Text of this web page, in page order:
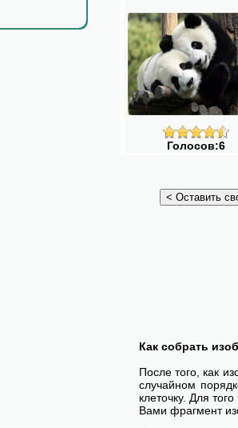
Голосов:6
Как собрать
После того, как
случайном
клеточку. Для
Вами фрагмент